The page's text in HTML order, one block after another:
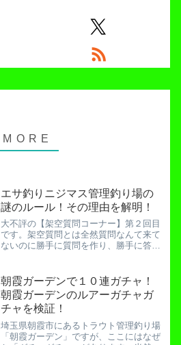
エサ釣りニジマス管理釣り場の
謎のルール！その理由を解明！
大不評の【架空質問コーナー】第２回目
です。架空質問とは全然質問なんて来て
ないのに勝手に質問を作り、勝手に答え
て、今回は栃木県の「困って困ってセニ
ョールトルネード」さんか...
朝霞ガーデンで１０連ガチャ！
朝霞ガーデンのルアーガチャガ
チャを検証！
埼玉県朝霞市にあるトラウト管理釣り場
「朝霞ガーデン」ですが、ここにはなぜ